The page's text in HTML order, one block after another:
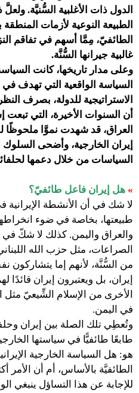
الدول ذات الأغلبية السُّنيَّة.
الطبيعة النوعية لأزمات
الطائفيّ، مِمَّا أسهم في تفاقم
غالبية جيرانها السُّنَّة.
وعلى مدار تاريخها، كانت
السياسة الواقعية التي تهدف
الاستراتيجية للدولة، بصرف
أن السنوات الأخيرة، التي
العراق، قد شهدت نموَّا ملحوظًا
إيران الخارجية، وأضحى
السياسات من خلال دعمها
» هل إيران فاعل طائفيّ؟
لا شك في أن الأنشطة
طبيعتها، بخاصة في ضوء
والعراق واليمن. كذلك لا شكّ في
الصراعات، مثل حزب الله
من السُّنَّة، لأنهم إما يتشاركون
إيران، بل ويعتبرون إيران قائدًا
الأخرى من الإسلام الشِّيعيّ مثل
في اليمن.
وتُعطِي تلك الصلة بين إيران
طابعًا طائفيًّا في سياستها
هو: هل السياسة الخارجية
الطائفيَّة بالأساس، أم أن الأمر
للإجابة عن هذا التساؤل ينبغي